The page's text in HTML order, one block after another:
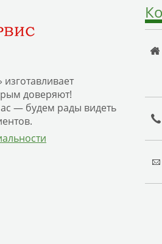
доверяют!
— будем рады видеть